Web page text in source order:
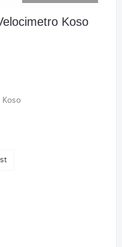
Koso
Koso